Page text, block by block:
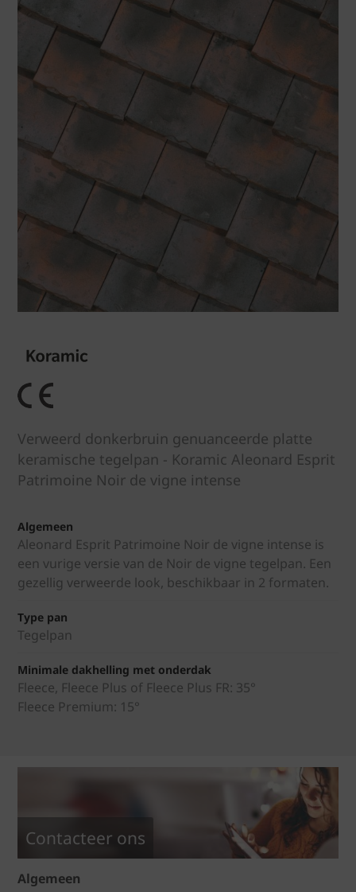
Verweerd donkerbruin genuanceerde platte
keramische tegelpan - Koramic Aleonard Esprit
Patrimoine Noir de vigne intense
Algemeen
Aleonard Esprit Patrimoine Noir de vigne intense is
een vurige versie van de Noir de vigne tegelpan. Een
gezellig verweerde look, beschikbaar in 2 formaten.
Type pan
Tegelpan
Minimale dakhelling met onderdak
Fleece, Fleece Plus of Fleece Plus FR: 35°
Fleece Premium: 15°
Contacteer ons
Algemeen